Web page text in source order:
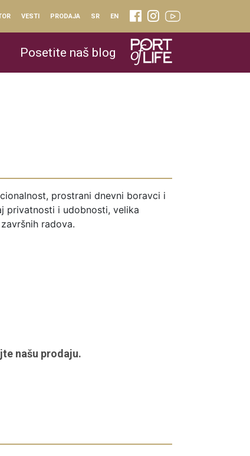
VESTI PRODAJA SR EN
Posetite naš blog
prostrani dnevni boravci i
privatnosti i udobnosti, velika
radova.
našu prodaju.